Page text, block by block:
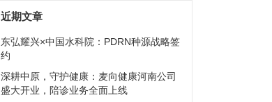
近期文章
东弘耀兴×中国水科院：PDRN种源战略签
约
深耕中原，守护健康：麦向健康河南公司
盛大开业，陪诊业务全面上线